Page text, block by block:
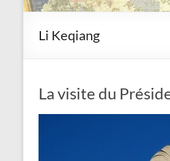
Li Keqiang
La visite du